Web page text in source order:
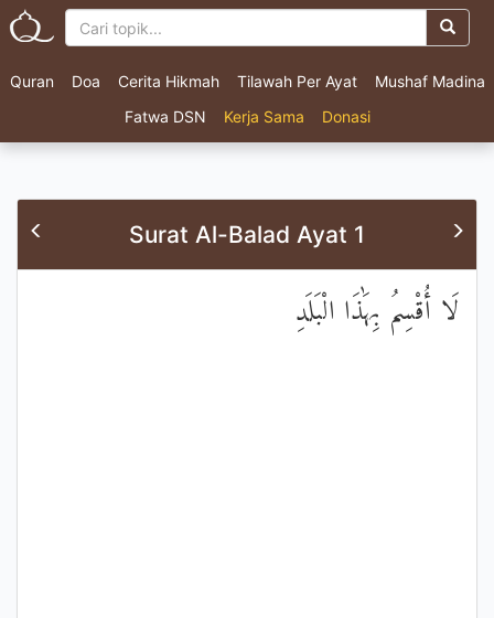
Quran Doa Cerita Hikmah Tilawah Per Ayat
Mushaf Madina
Fatwa DSN
Kerja Sama Donasi
Surat Al-Balad Ayat 1
لَا أُقْسِمُ بِهَٰذَا الْبَلَدِ